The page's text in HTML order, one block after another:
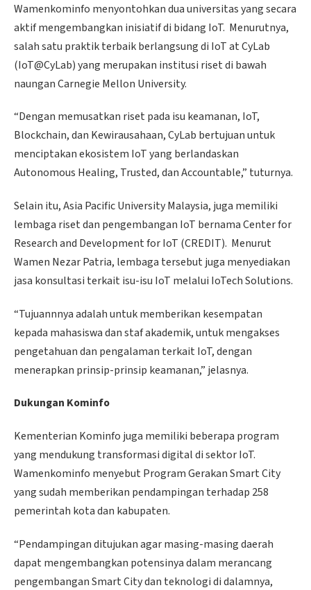
Wamenkominfo menyontohkan dua universitas yang secara
aktif mengembangkan inisiatif di bidang IoT. Menurutnya,
salah satu praktik terbaik berlangsung di IoT at CyLab
(IoT@CyLab) yang merupakan institusi riset di bawah
naungan Carnegie Mellon University.
“Dengan memusatkan riset pada isu keamanan, IoT,
Blockchain, dan Kewirausahaan, CyLab bertujuan untuk
menciptakan ekosistem IoT yang berlandaskan
Autonomous Healing, Trusted, dan Accountable,” tuturnya.
Selain itu, Asia Pacific University Malaysia, juga memiliki
lembaga riset dan pengembangan IoT bernama Center for
Research and Development for IoT (CREDIT). Menurut
Wamen Nezar Patria, lembaga tersebut juga menyediakan
jasa konsultasi terkait isu-isu IoT melalui IoTech Solutions.
“Tujuannnya adalah untuk memberikan kesempatan
kepada mahasiswa dan staf akademik, untuk mengakses
pengetahuan dan pengalaman terkait IoT, dengan
menerapkan prinsip-prinsip keamanan,” jelasnya.
Dukungan Kominfo
Kementerian Kominfo juga memiliki beberapa program
yang mendukung transformasi digital di sektor IoT.
Wamenkominfo menyebut Program Gerakan Smart City
yang sudah memberikan pendampingan terhadap 258
pemerintah kota dan kabupaten.
“Pendampingan ditujukan agar masing-masing daerah
dapat mengembangkan potensinya dalam merancang
pengembangan Smart City dan teknologi di dalamnya,